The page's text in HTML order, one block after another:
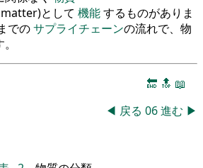
として 機能するものがありま
でのサプライチェーンの流れで、物
🔚 🔝 📖
◀ 戻る 06進む ▶